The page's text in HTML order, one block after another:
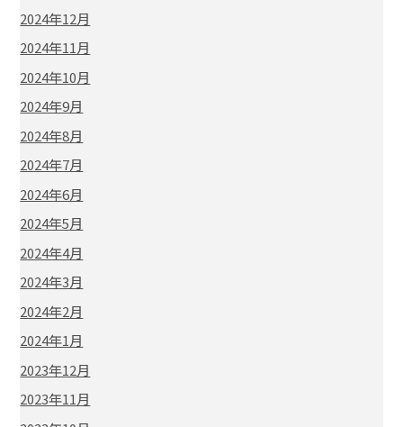
2024年12月
2024年11月
2024年10月
2024年9月
2024年8月
2024年7月
2024年6月
2024年5月
2024年4月
2024年3月
2024年2月
2024年1月
2023年12月
2023年11月